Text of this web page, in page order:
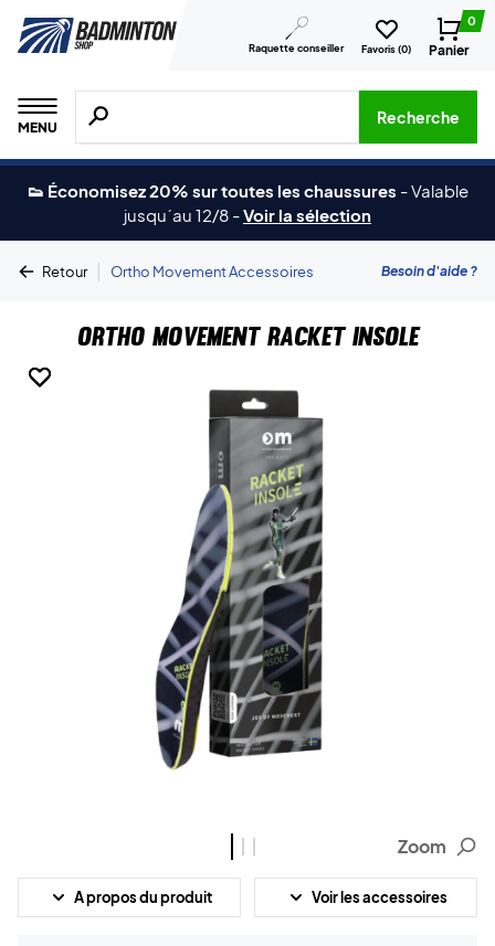
Raquette conseiller Favoris (0)
0
Panier
MENU
Recherche de produits, de marques, etc.
Recherche
👟 Économisez 20% sur toutes les chaussures -Valable
jusqu´au 12/8 -Voir la sélection
Retour | Ortho Movement Accessoires Besoin d'aide ?
Ortho Movement Racket Insole
Zoom
A propos du produit Voir les accessoires